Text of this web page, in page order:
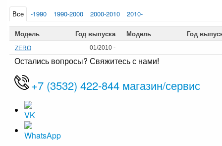
Все -1990 1990-2000 2000-2010 2010-
Модель Год выпуска Модель Год
ZERO 01/2010 -
Остались вопросы? Свяжитесь с нами!
+7 (3532) 422-844 магазин/сервис